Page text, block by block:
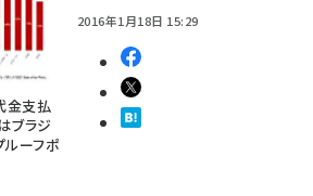
金支払
ブラジ
ルーフポ
2016年1月18日 15:29